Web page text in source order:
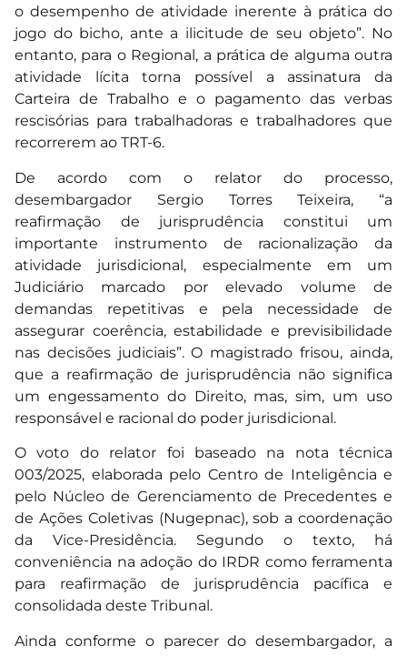
o desempenho de atividade inerente à prática do
jogo do bicho, ante a ilicitude de seu objeto”. No
entanto, para o Regional, a prática de alguma outra
atividade lícita torna possível a assinatura da
Carteira de Trabalho e o pagamento das verbas
rescisórias para trabalhadoras e trabalhadores que
recorrerem ao TRT-6.
De acordo com o relator do processo,
desembargador Sergio Torres Teixeira, “a
reafirmação de jurisprudência constitui um
importante instrumento de racionalização da
atividade jurisdicional, especialmente em um
Judiciário marcado por elevado volume de
demandas repetitivas e pela necessidade de
assegurar coerência, estabilidade e previsibilidade
nas decisões judiciais”. O magistrado frisou, ainda,
que a reafirmação de jurisprudência não significa
um engessamento do Direito, mas, sim, um uso
responsável e racional do poder jurisdicional.
O voto do relator foi baseado na nota técnica
003/2025, elaborada pelo Centro de Inteligência e
pelo Núcleo de Gerenciamento de Precedentes e
de Ações Coletivas (Nugepnac), sob a coordenação
da Vice-Presidência. Segundo o texto, há
conveniência na adoção do IRDR como ferramenta
para reafirmação de jurisprudência pacífica e
consolidada deste Tribunal.
Ainda conforme o parecer do desembargador, a